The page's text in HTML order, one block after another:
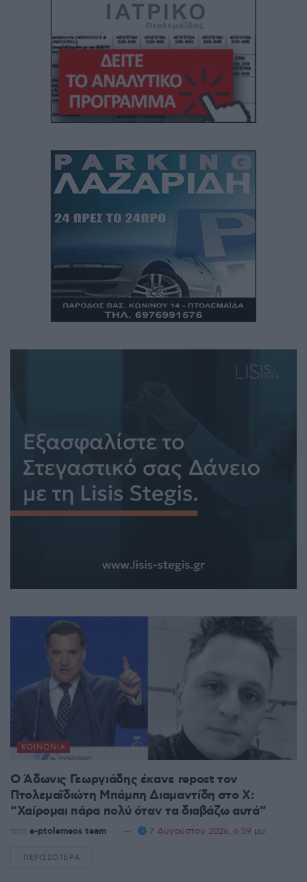
ΚΟΙΝΩΝΊΑ
Ο Άδωνις Γεωργιάδης έκανε repost τον
Πτολεμαϊδιώτη Μπάμπη Διαμαντίδη στο X:
“Χαίρομαι πάρα πολύ όταν τα διαβάζω αυτά”
από e-ptolemeos team 7 Αυγούστου 2026, 6:59 μμ
ΠΕΡΙΣΣΌΤΕΡΑ